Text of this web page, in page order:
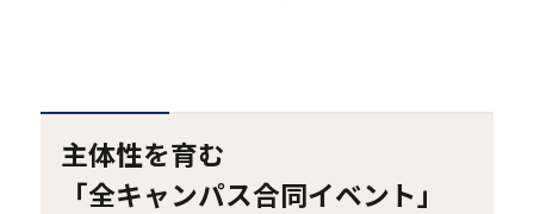
主体性を育む
「全キャンパス合同イベント」